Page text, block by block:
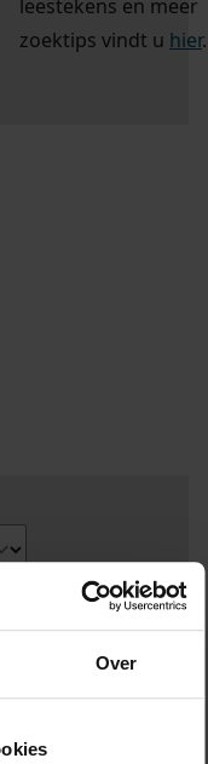
Over
leestekens en meer
zoektips vindt u hier.